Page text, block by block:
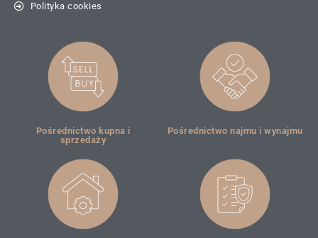
Polityka cookies
Pośrednictwo kupna i
sprzedaży
Pośrednictwo najmu i wynajmu